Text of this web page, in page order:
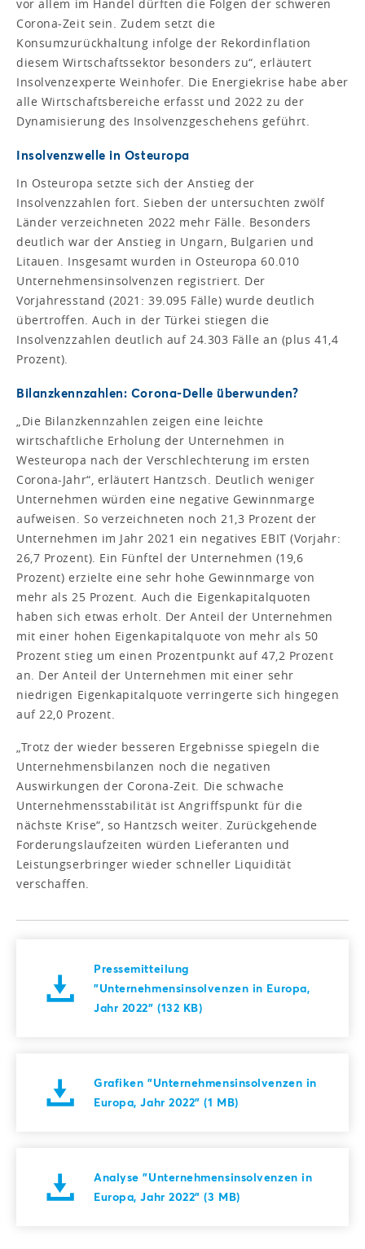
vor allem im Handel dürften die Folgen der schweren
Corona-Zeit sein. Zudem setzt die
Konsumzurückhaltung infolge der Rekordinflation
diesem Wirtschaftssektor besonders zu“, erläutert
Insolvenzexperte Weinhofer. Die Energiekrise habe aber
alle Wirtschaftsbereiche erfasst und 2022 zu der
Dynamisierung des Insolvenzgeschehens geführt.
Insolvenzwelle in Osteuropa
In Osteuropa setzte sich der Anstieg der
Insolvenzzahlen fort. Sieben der untersuchten zwölf
Länder verzeichneten 2022 mehr Fälle. Besonders
deutlich war der Anstieg in Ungarn, Bulgarien und
Litauen. Insgesamt wurden in Osteuropa 60.010
Unternehmensinsolvenzen registriert. Der
Vorjahresstand (2021: 39.095 Fälle) wurde deutlich
übertroffen. Auch in der Türkei stiegen die
Insolvenzzahlen deutlich auf 24.303 Fälle an (plus 41,4
Prozent).
Bilanzkennzahlen: Corona-Delle überwunden?
„Die Bilanzkennzahlen zeigen eine leichte
wirtschaftliche Erholung der Unternehmen in
Westeuropa nach der Verschlechterung im ersten
Corona-Jahr“, erläutert Hantzsch. Deutlich weniger
Unternehmen würden eine negative Gewinnmarge
aufweisen. So verzeichneten noch 21,3 Prozent der
Unternehmen im Jahr 2021 ein negatives EBIT (Vorjahr:
26,7 Prozent). Ein Fünftel der Unternehmen (19,6
Prozent) erzielte eine sehr hohe Gewinnmarge von
mehr als 25 Prozent. Auch die Eigenkapitalquoten
haben sich etwas erholt. Der Anteil der Unternehmen
mit einer hohen Eigenkapitalquote von mehr als 50
Prozent stieg um einen Prozentpunkt auf 47,2 Prozent
an. Der Anteil der Unternehmen mit einer sehr
niedrigen Eigenkapitalquote verringerte sich hingegen
auf 22,0 Prozent.
„Trotz der wieder besseren Ergebnisse spiegeln die
Unternehmensbilanzen noch die negativen
Auswirkungen der Corona-Zeit. Die schwache
Unternehmensstabilität ist Angriffspunkt für die
nächste Krise“, so Hantzsch weiter. Zurückgehende
Forderungslaufzeiten würden Lieferanten und
Leistungserbringer wieder schneller Liquidität
verschaffen.
Pressemitteilung
"Unternehmensinsolvenzen in Europa,
Jahr 2022" (132 KB)
Grafiken "Unternehmensinsolvenzen in
Europa, Jahr 2022" (1 MB)
Analyse "Unternehmensinsolvenzen in
Europa, Jahr 2022" (3 MB)